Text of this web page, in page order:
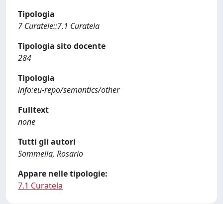
Tipologia
7 Curatele::7.1 Curatela
Tipologia sito docente
284
Tipologia
info:eu-repo/semantics/other
Fulltext
none
Tutti gli autori
Sommella, Rosario
Appare nelle tipologie:
7.1 Curatela